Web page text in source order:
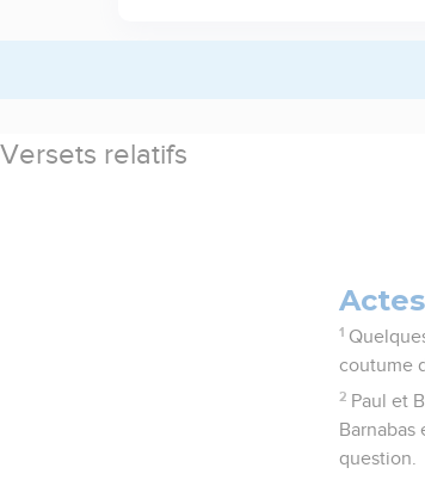
Versets relatifs
Actes
1
coutume
2 Paul et
question.